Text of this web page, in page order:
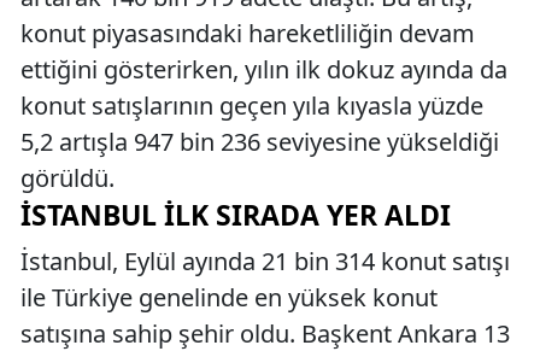
konut piyasasındaki hareketliliğin devam
ettiğini gösterirken, yılın ilk dokuz ayında da
konut satışlarının geçen yıla kıyasla yüzde
5,2 artışla 947 bin 236 seviyesine yükseldiği
görüldü.
İSTANBUL İLK SIRADA YER ALDI
İstanbul, Eylül ayında 21 bin 314 konut satışı
ile Türkiye genelinde en yüksek konut
satışına sahip şehir oldu. Başkent Ankara 13